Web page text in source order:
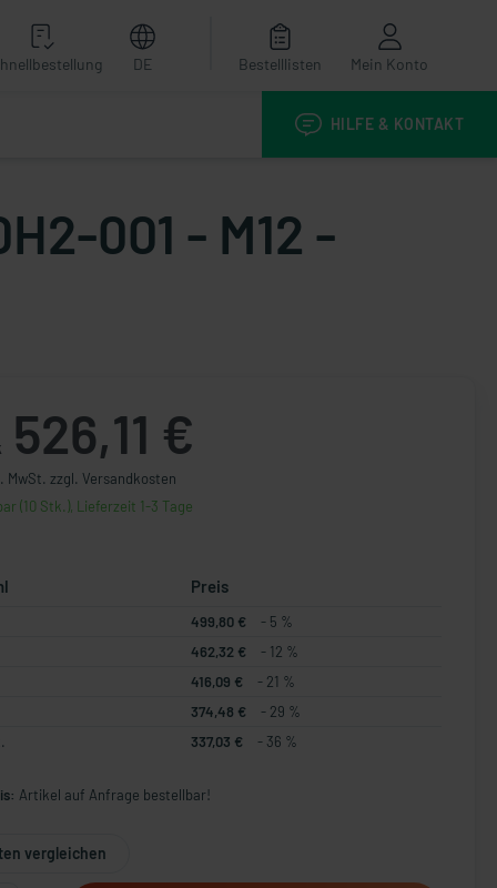
DE Bestelllisten Mein Konto
HILFE & KONTAKT
001 - M12 -
526,11 €
MwSt. zzgl. Versandkosten
(10 Stk.), Lieferzeit 1-3 Tage
Preis
499,80 €
- 5 %
462,32 €
- 12 %
416,09 €
- 21 %
374,48 €
- 29 %
337,03 € - 36 %
Artikel auf Anfrage bestellbar!
vergleichen